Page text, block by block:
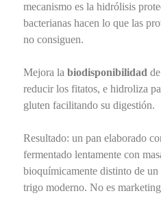
mecanismo es la hidrólisis
bacterianas hacen lo que las
no consiguen.
Mejora la biodisponibilidad
reducir los fitatos, e hidroliza
gluten facilitando su digestión.
Resultado: un pan elaborado
fermentado lentamente con
bioquímicamente distinto de
trigo moderno. No es